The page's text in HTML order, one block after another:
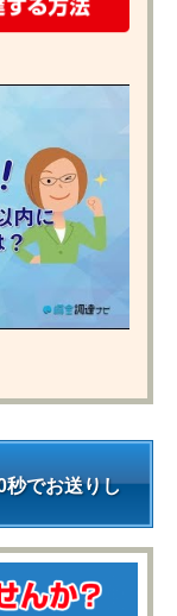
でお送りし